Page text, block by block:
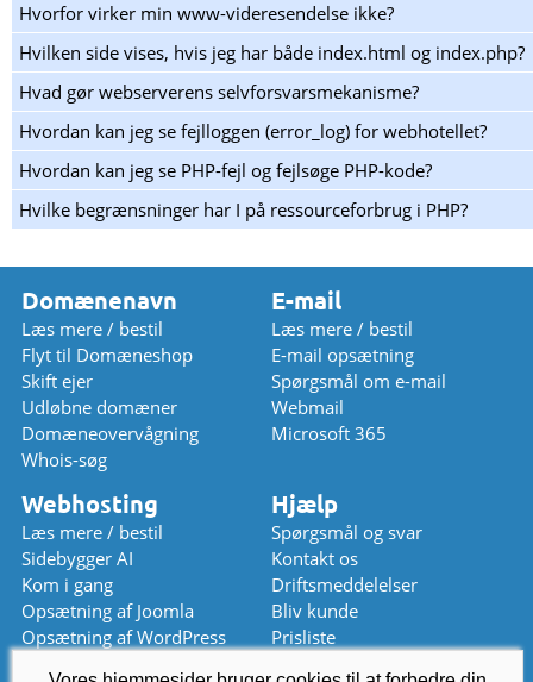
Hvorfor virker min www-videresendelse ikke?
Hvilken side vises, hvis jeg har både index.html og index.php?
Hvad gør webserverens selvforsvarsmekanisme?
Hvordan kan jeg se fejlloggen (error_log) for webhotellet?
Hvordan kan jeg se PHP-fejl og fejlsøge PHP-kode?
Hvilke begrænsninger har I på ressourceforbrug i PHP?
Domænenavn
Læs mere / bestil
Flyt til Domæneshop
Skift ejer
Udløbne domæner
Domæneovervågning
Whois-søg
E-mail
Læs mere / bestil
E-mail opsætning
Spørgsmål om e-mail
Webmail
Microsoft 365
Webhosting
Læs mere / bestil
Sidebygger AI
Kom i gang
Opsætning af Joomla
Opsætning af WordPress
Hjælp
Spørgsmål og svar
Kontakt os
Driftsmeddelelser
Bliv kunde
Prisliste